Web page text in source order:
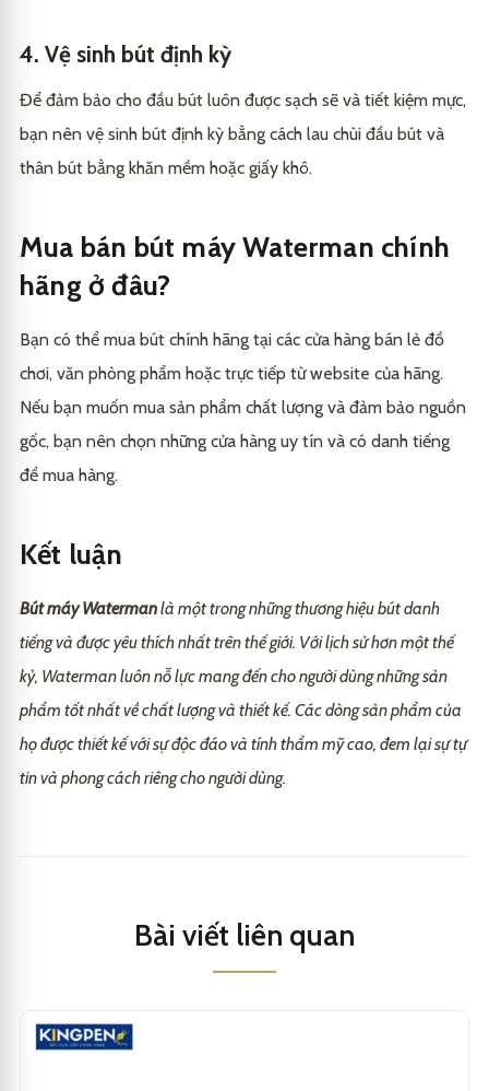
4. Vệ sinh bút định kỳ
Để đảm bảo cho đầu bút luôn được sạch sẽ và tiết kiệm mực,
bạn nên vệ sinh bút định kỳ bằng cách lau chùi đầu bút và
thân bút bằng khăn mềm hoặc giấy khô.
Mua bán bút máy Waterman chính
hãng ở đâu?
Bạn có thể mua bút chính hãng tại các cửa hàng bán lẻ đồ
chơi, văn phòng phẩm hoặc trực tiếp từ website của hãng.
Nếu bạn muốn mua sản phẩm chất lượng và đảm bảo nguồn
gốc, bạn nên chọn những cửa hàng uy tín và có danh tiếng
để mua hàng.
Kết luận
Bút máy Watermanlà một trong những thương hiệu bút danh
tiếng và được yêu thích nhất trên thế giới. Với lịch sử hơn một thế
kỷ, Waterman luôn nỗ lực mang đến cho người dùng những sản
phẩm tốt nhất về chất lượng và thiết kế. Các dòng sản phẩm của
họ được thiết kế với sự độc đáo và tính thẩm mỹ cao, đem lại sự tự
tin và phong cách riêng cho người dùng.
Bài viết liên quan